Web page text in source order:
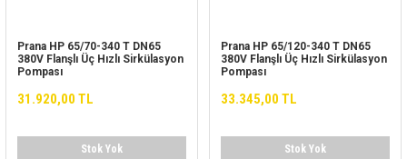
Prana HP 65/70-340 T DN65
380V Flanşlı Üç Hızlı Sirkülasyon
Pompası
31.920,00 TL
Stok Yok
Prana HP 65/120-340 T DN65
380V Flanşlı Üç Hızlı Sirkülasyon
Pompası
33.345,00 TL
Stok Yok